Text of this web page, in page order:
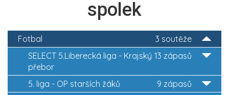
spolek
3 soutěže
Fotbal
13 zápasů
SELECT 5.Liberecká liga - Krajský
přebor
9 zápasů
5. liga - OP starších žáků